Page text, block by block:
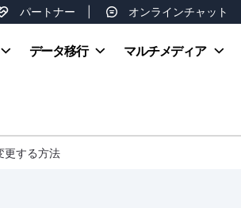
パートナー オンラインチャット
データ移行 マルチメディア
更する方法